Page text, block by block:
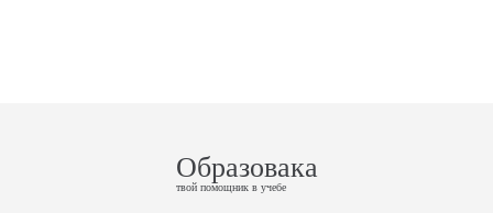
Образовака
твой помощник в учебе